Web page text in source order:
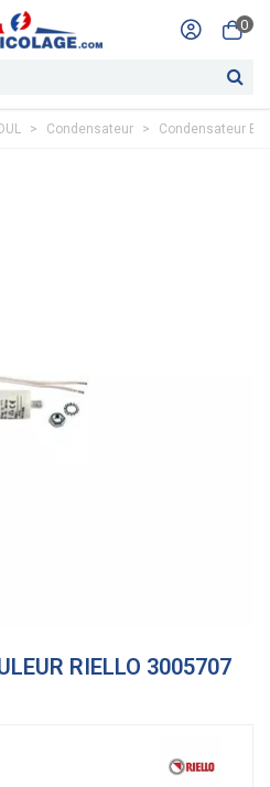
0
> Condensateur > Condensateur
RIELLO 3005707